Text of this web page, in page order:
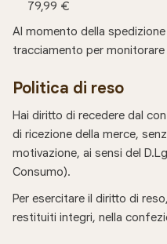
79,99 €
Al momento della
tracciamento per
Politica di reso
Hai diritto di recedere dal
di ricezione della merce,
motivazione, ai sensi del
Consumo).
Per esercitare il diritto di
restituiti integri, nella